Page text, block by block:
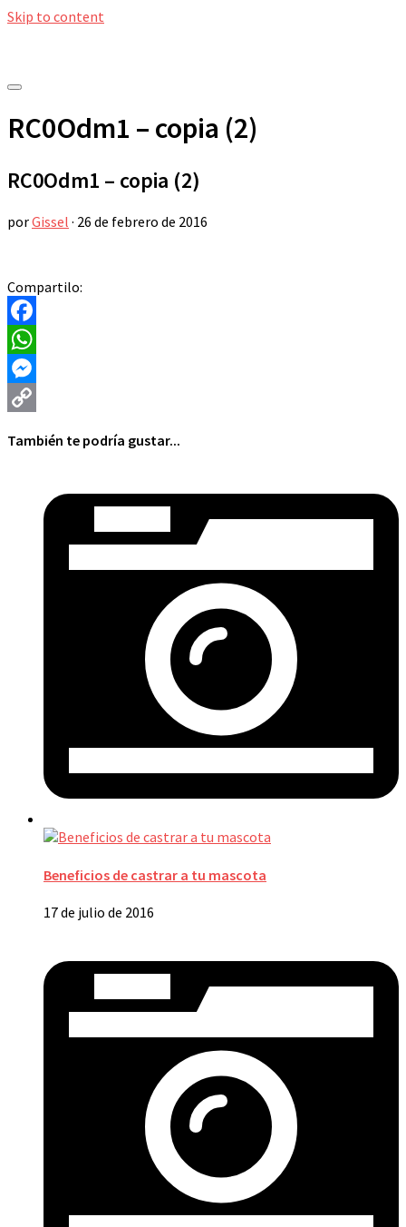
Skip to content
RC0Odm1 – copia (2)
RC0Odm1 – copia (2)
porGissel · 26 de febrero de 2016
Compartilo:
Facebook
WhatsApp
Messenger
También te podría gustar...
Beneficios de castrar a tu mascota
17 de julio de 2016